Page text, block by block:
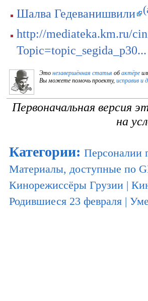
Шалва Гедеванишвили
http://mediateka.km.ru/
Topic=topic_segida_p30...
Это незавершённая статья обактёре
Вы можете помочь проекту, исправив и
Первоначальная версия
на
Категории: Персоналии
Материалы, доступные по
Кинорежиссёры Грузии |
Родившиеся 23 февраля |